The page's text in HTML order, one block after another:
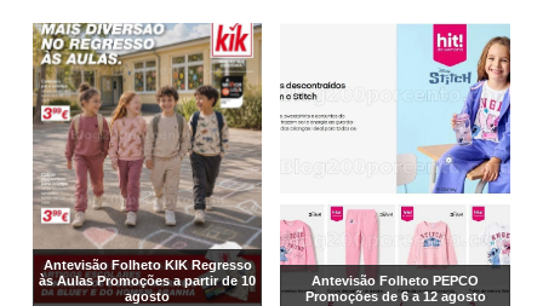
Antevisão Folheto KIK Regresso
às Aulas Promoções a partir de 10
agosto
Antevisão Folheto PEPCO
Promoções de 6 a 12 agosto